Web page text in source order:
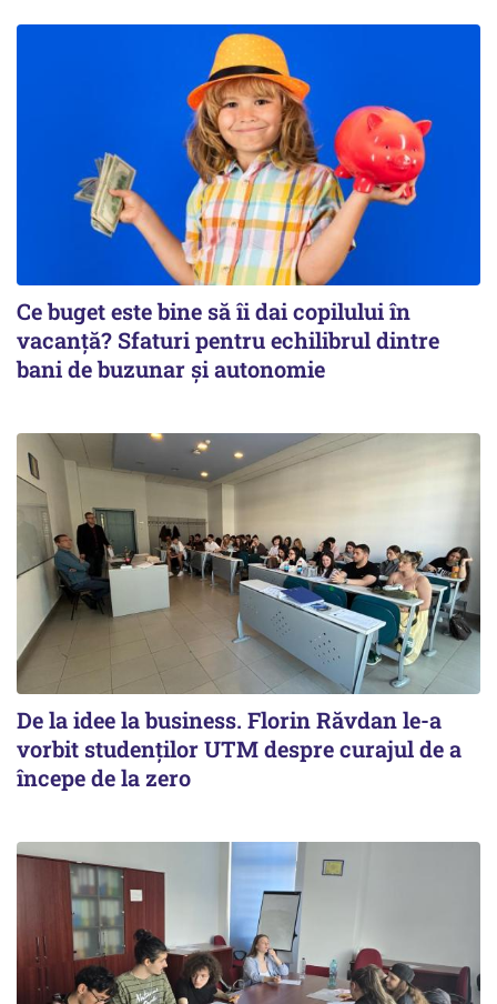
Ce buget este bine să îi dai copilului în
vacanță? Sfaturi pentru echilibrul dintre
bani de buzunar și autonomie
De la idee la business. Florin Răvdan le-a
vorbit studenților UTM despre curajul de a
începe de la zero